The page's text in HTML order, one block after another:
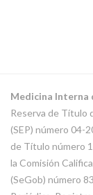
Medicina Interna
Reserva de Título
(SEP) número 04-
de Título número
la Comisión
(SeGob) número